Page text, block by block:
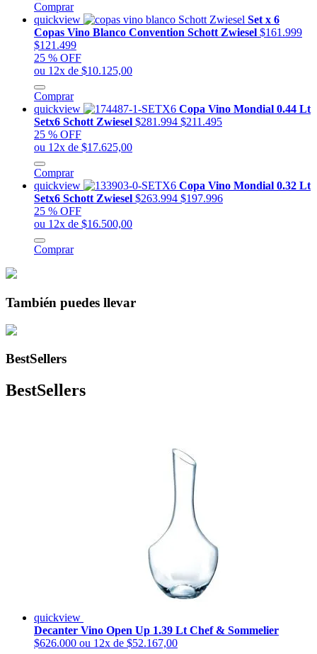
Comprar
quickview
Set x 6
Copas Vino Blanco Convention Schott Zwiesel $161.999
$121.499
25 % OFF
ou 12x de $10.125,00
Comprar
quickview
Copa Vino Mondial 0.44 Lt
Setx6 Schott Zwiesel $281.994 $211.495
25 % OFF
ou 12x de $17.625,00
Comprar
quickview
Copa Vino Mondial 0.32 Lt
Setx6 Schott Zwiesel $263.994 $197.996
25 % OFF
ou 12x de $16.500,00
Comprar
También puedes llevar
BestSellers
BestSellers
quickview
Decanter Vino Open Up 1.39 Lt Chef & Sommelier
$626.000 ou 12x de $52.167,00